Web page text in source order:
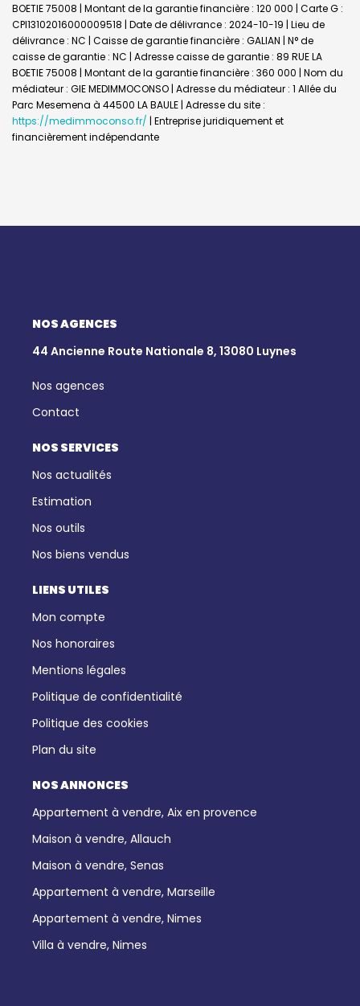
BOETIE 75008 | Montant de la garantie financière : 120 000 | Carte G :
CPI13102016000009518 | Date de délivrance : 2024-10-19 | Lieu de
délivrance : NC | Caisse de garantie financière : GALIAN | N° de
caisse de garantie : NC | Adresse caisse de garantie : 89 RUE LA
BOETIE 75008 | Montant de la garantie financière : 360 000 | Nom du
médiateur : GIE MEDIMMOCONSO | Adresse du médiateur : 1 Allée du
Parc Mesemena à 44500 LA BAULE | Adresse du site :
https://medimmoconso.fr/ | Entreprise juridiquement et
financièrement indépendante
NOS AGENCES
44 Ancienne Route Nationale 8, 13080 Luynes
Nos agences
Contact
NOS SERVICES
Nos actualités
Estimation
Nos outils
Nos biens vendus
LIENS UTILES
Mon compte
Nos honoraires
Mentions légales
Politique de confidentialité
Politique des cookies
Plan du site
NOS ANNONCES
Appartement à vendre, Aix en provence
Maison à vendre, Allauch
Maison à vendre, Senas
Appartement à vendre, Marseille
Appartement à vendre, Nimes
Villa à vendre, Nimes